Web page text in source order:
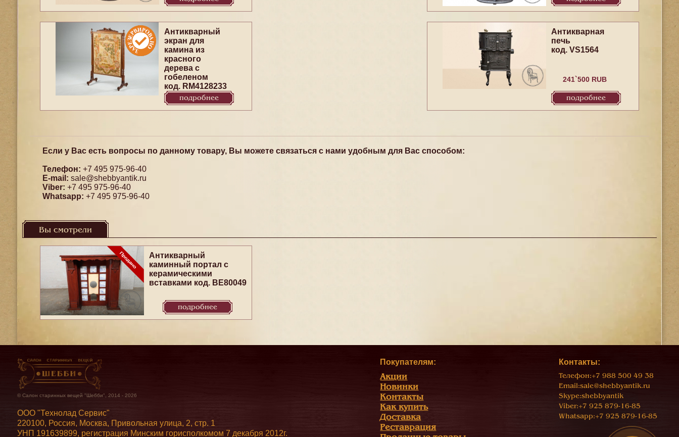
Антикварный
экран для
камина из
красного
дерева с
гобеленом
код. RM4128233
подробнее
Антикварная
печь
код. VS1564
241`500 RUB
подробнее
Если у Вас есть вопросы по данному товару, Вы можете связаться с нами удобным для Вас способом:
Телефон: +7 495 975-96-40
E-mail: sale@shebbyantik.ru
Viber: +7 495 975-96-40
Whatsapp: +7 495 975-96-40
Вы смотрели
Антикварный
каминный портал с
керамическими
вставками код. BE80049
подробнее
© Салон старинных вещей "Шебби", 2014 - 2026
ООО "Технолад Сервис"
220100, Россия, Москва, Привольная улица, 2, стр. 1
УНП 191639899, регистрация Минским горисполкомом 7 декабря 2012г.
Покупателям:
Акции
Новинки
Контакты
Как купить
Доставка
Реставрация
Контакты:
Телефон:+7 988 500 49 38
Email:sale@shebbyantik.ru
Skype:shebbyantik
Viber:+7 925 879-16-85
Whatsapp:+7 925 879-16-85